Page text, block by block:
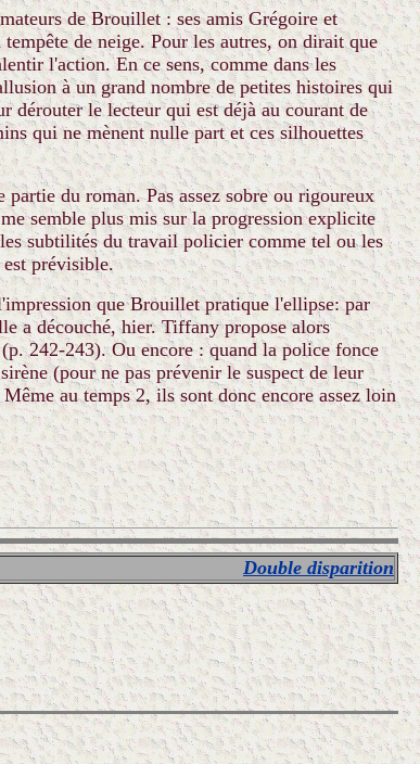
de Brouillet : ses amis Grégoire et
de neige. Pour les autres, on dirait que
l'action. En ce sens, comme dans les
à un grand nombre de petites histoires qui
dérouter le lecteur qui est déjà au courant de
qui ne mènent nulle part et ces silhouettes
du roman. Pas assez sobre ou rigoureux
semble plus mis sur la progression explicite
subtilités du travail policier comme tel ou les
est prévisible.
que Brouillet pratique l'ellipse: par
a découché, hier. Tiffany propose alors
242-243). Ou encore : quand la police fonce
(pour ne pas prévenir le suspect de leur
au temps 2, ils sont donc encore assez loin
Double disparition